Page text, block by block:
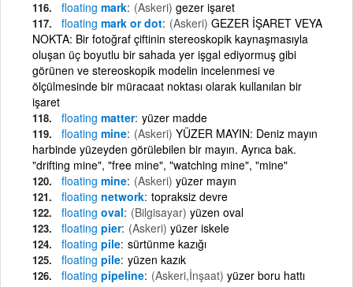
floating mark (Askeri) gezer işaret
floating mark or dot (Askeri) GEZER İŞARET VEYA
NOKTA: Bir fotoğraf çiftinin stereoskopik kaynaşmasıyla
oluşan üç boyutlu bir sahada yer işgal ediyormuş gibi
görünen ve stereoskopik modelin incelenmesi ve
ölçülmesinde bir müracaat noktası olarak kullanılan bir
işaret
floating matter yüzer madde
floating mine (Askeri) YÜZER MAYIN: Deniz mayın
harbinde yüzeyden görülebilen bir mayın. Ayrıca bak.
"drifting mine", "free mine", "watching mine", "mine"
floating mine (Askeri) yüzer mayın
floating network topraksiz devre
floating oval (Bilgisayar) yüzen oval
floating pier (Askeri) yüzer iskele
floating pile sürtünme kazığı
floating pile yüzen kazık
floating pipeline (Askeri,İnşaat) yüzer boru hattı